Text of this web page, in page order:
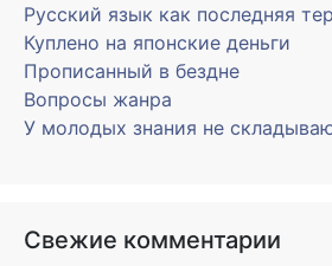
Русский язык как последняя
Куплено на японские деньги
Прописанный в бездне
Вопросы жанра
У молодых знания не
Свежие комментарии